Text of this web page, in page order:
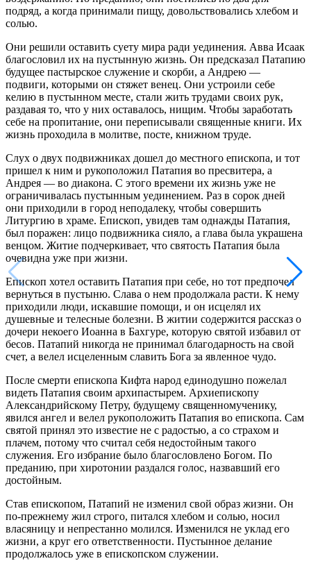
подряд, а когда принимали пищу, довольствовались хлебом и
солью.
Они решили оставить суету мира ради уединения. Авва Исаак
благословил их на пустынную жизнь. Он предсказал Патапию
будущее пастырское служение и скорби, а Андрею —
подвиги, которыми он стяжет венец. Они устроили себе
келию в пустынном месте, стали жить трудами своих рук,
раздавая то, что у них оставалось, нищим. Чтобы заработать
себе на пропитание, они переписывали священные книги. Их
жизнь проходила в молитве, посте, книжном труде.
Слух о двух подвижниках дошел до местного епископа, и тот
пришел к ним и рукоположил Патапия во пресвитера, а
Андрея — во диакона. С этого времени их жизнь уже не
ограничивалась пустынным уединением. Раз в сорок дней
они приходили в город неподалеку, чтобы совершить
Литургию в храме. Епископ, увидев там однажды Патапия,
был поражен: лицо подвижника сияло, а глава была украшена
венцом. Житие подчеркивает, что святость Патапия была
очевидна уже при жизни.
Епископ хотел оставить Патапия при себе, но тот предпочел
вернуться в пустыню. Слава о нем продолжала расти. К нему
приходили люди, искавшие помощи, и он исцелял их
душевные и телесные болезни. В житии содержится рассказ о
дочери некоего Иоанна в Бахгуре, которую святой избавил от
бесов. Патапий никогда не принимал благодарность на свой
счет, а велел исцеленным славить Бога за явленное чудо.
После смерти епископа Кифта народ единодушно пожелал
видеть Патапия своим архипастырем. Архиепископу
Александрийскому Петру, будущему священномученику,
явился ангел и велел рукоположить Патапия во епископа. Сам
святой принял это известие не с радостью, а со страхом и
плачем, потому что считал себя недостойным такого
служения. Его избрание было благословлено Богом. По
преданию, при хиротонии раздался голос, назвавший его
достойным.
Став епископом, Патапий не изменил свой образ жизни. Он
по-прежнему жил строго, питался хлебом и солью, носил
власяницу и непрестанно молился. Изменился не уклад его
жизни, а круг его ответственности. Пустынное делание
продолжалось уже в епископском служении.